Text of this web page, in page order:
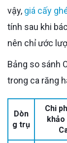
vậy, giá cấy
tính sau khi
nên chỉ ước
Bảng so sánh Osstem với một số dòng trụ khác
trong ca răng
Dòn
g trụ
Chi
khảo